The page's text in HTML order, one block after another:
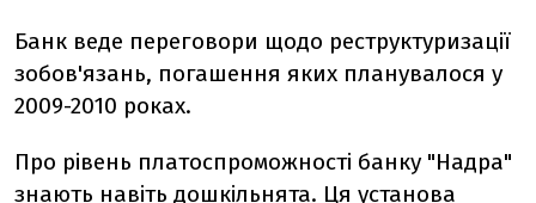
Банк веде переговори щодо реструктуризації
зобов'язань, погашення яких планувалося у
2009-2010 роках.
Про рівень платоспроможності банку "Надра"
знають навіть дошкільнята. Ця установа